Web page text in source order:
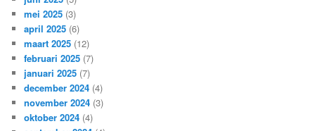
mei 2025 (3)
april 2025 (6)
maart 2025 (12)
februari 2025 (7)
januari 2025 (7)
december 2024 (4)
november 2024 (3)
oktober 2024 (4)